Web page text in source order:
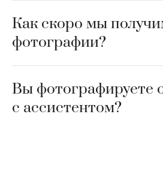
Как скоро мы
фотографии?
Вы фотографируете
с ассистентом?